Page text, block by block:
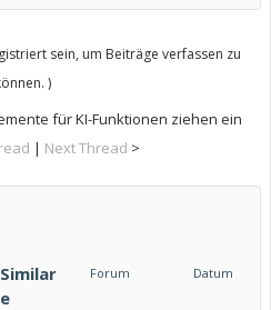
sein, um Beiträge verfassen zu
)
für KI-Funktionen ziehen ein
| Next Thread >
Forum Datum